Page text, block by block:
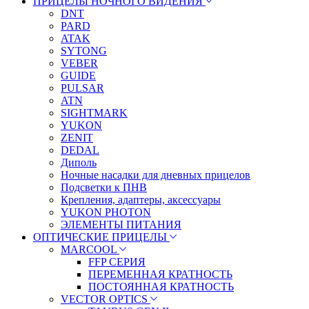
DNT
PARD
ATAK
SYTONG
VEBER
GUIDE
PULSAR
ATN
SIGHTMARK
YUKON
ZENIT
DEDAL
Диполь
Ночные насадки для дневных прицелов
Подсветки к ПНВ
Крепления, адаптеры, аксессуары
YUKON PHOTON
ЭЛЕМЕНТЫ ПИТАНИЯ
ОПТИЧЕСКИЕ ПРИЦЕЛЫ
MARCOOL
FFP СЕРИЯ
ПЕРЕМЕННАЯ КРАТНОСТЬ
ПОСТОЯННАЯ КРАТНОСТЬ
VECTOR OPTICS